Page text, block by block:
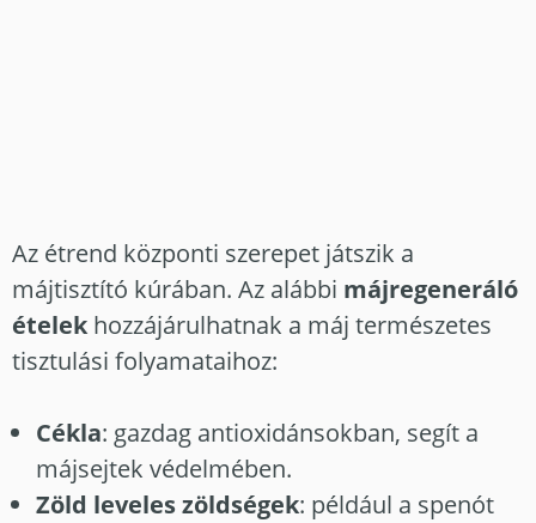
Az étrend központi szerepet játszik a
májtisztító kúrában. Az alábbi májregeneráló
ételek hozzájárulhatnak a máj természetes
tisztulási folyamataihoz:
Cékla: gazdag antioxidánsokban, segít a
májsejtek védelmében.
Zöld leveles zöldségek: például a spenót